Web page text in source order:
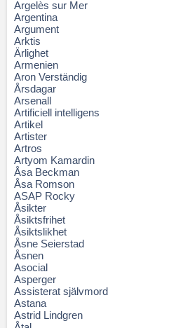
Argelès sur Mer
Argentina
Argument
Arktis
Ärlighet
Armenien
Aron Verständig
Årsdagar
Arsenall
Artificiell intelligens
Artikel
Artister
Artros
Artyom Kamardin
Åsa Beckman
Åsa Romson
ASAP Rocky
Åsikter
Åsiktsfrihet
Åsiktslikhet
Åsne Seierstad
Åsnen
Asocial
Asperger
Assisterat självmord
Astana
Astrid Lindgren